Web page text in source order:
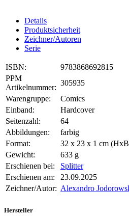
Details
Produktsicherheit
Zeichner/Autoren
Serie
ISBN:
9783868692815
PPM
Artikelnummer:
305935
Warengruppe:
Comics
Einband:
Hardcover
Seitenzahl:
64
Abbildungen:
farbig
Format:
32 x 23 x 1 cm
Gewicht:
633 g
Erschienen bei:
Splitter
Erschienen am:
23.09.2025
Zeichner/Autor: Alexandro
Hersteller